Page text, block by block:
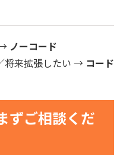
ノーコード
将来拡張したい → コード
ずご相談くだ